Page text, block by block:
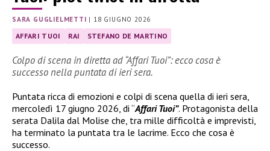
SARA GUGLIELMETTI | 18 GIUGNO 2026
AFFARI TUOI RAI STEFANO DE MARTINO
Colpo di scena in diretta ad “Affari Tuoi”: ecco cosa è
successo nella puntata di ieri sera.
Puntata ricca di emozioni e colpi di scena quella di ieri sera,
mercoledì 17 giugno 2026, di “Affari Tuoi”. Protagonista della
serata Dalila dal Molise che, tra mille difficoltà e imprevisti,
ha terminato la puntata tra le lacrime. Ecco che cosa è
successo.